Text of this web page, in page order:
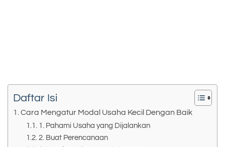
Daftar Isi
Cara Mengatur Modal Usaha Kecil Dengan Baik
1. Pahami Usaha yang Dijalankan
2. Buat Perencanaan